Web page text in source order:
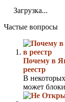
Загрузка...
Частые вопросы
Почему в
реестр
В
может